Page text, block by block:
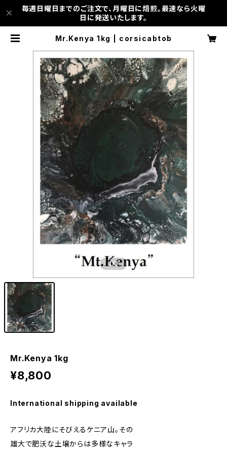
毎週日曜日までのご注文で、月曜日に焙煎。最速なら火曜
日に発送いたします。
Mr.Kenya 1kg | corsicabtob
1/1
Mr.Kenya 1kg
¥8,800
International shipping available
アフリカ大陸にそびえるケニア山。その
雄大で肥沃な土壌からは多様なキャラ